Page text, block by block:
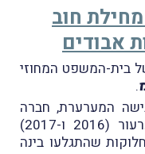
חוב
אבודים
הדין של בית-המשפט המחוזי
.
המערערת, חברה
פרטית שעָסקה בשנות-המס שבערעור (2016 ו-2017)
שהתגלעו בינה